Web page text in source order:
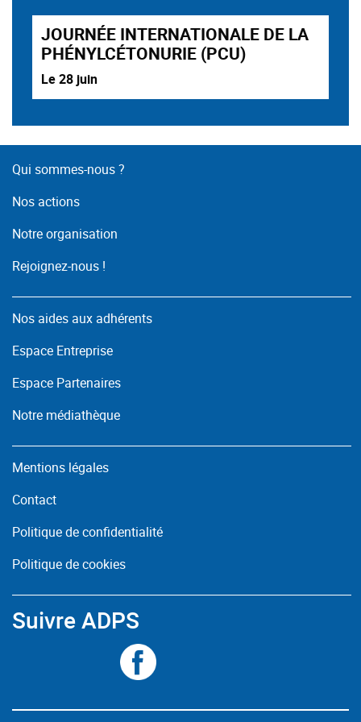
JOURNÉE INTERNATIONALE DE LA
PHÉNYLCÉTONURIE (PCU)
Le 28 juin
Qui sommes-nous ?
Nos actions
Notre organisation
Rejoignez-nous !
Nos aides aux adhérents
Espace Entreprise
Espace Partenaires
Notre médiathèque
Mentions légales
Contact
Politique de confidentialité
Politique de cookies
Suivre ADPS